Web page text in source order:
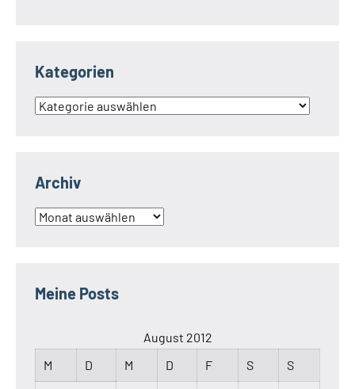
Kategorien
Kategorien
Archiv
Archiv
Meine Posts
August 2012
M
D M D F S S